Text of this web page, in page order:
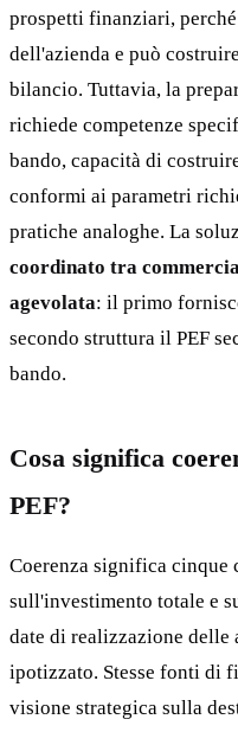
prospetti finanziari,
dell'azienda e può
bilancio. Tuttavia, la
richiede competenze
bando, capacità di
conformi ai parametri
pratiche analoghe. La
coordinato tra
agevolata: il primo
secondo struttura il PEF
bando.
Cosa significa
PEF?
Coerenza significa cinque
sull'investimento totale e
date di realizzazione delle
ipotizzato. Stesse fonti di
visione strategica sulla